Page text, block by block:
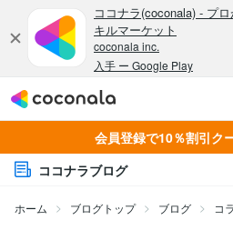
会員登録で10％割引ク
ココナラブログ
ホーム ブログトップ ブログ コ